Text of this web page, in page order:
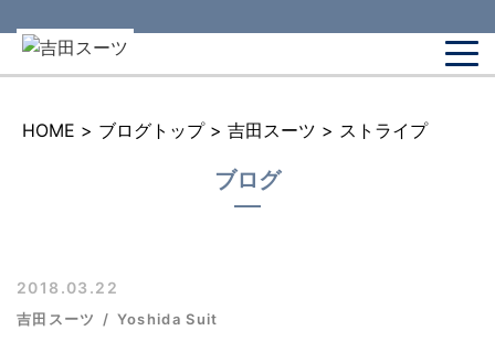
HOME > ブログトップ > 吉田スーツ > ストライプ
ブログ
2018.03.22
吉田スーツ Yoshida Suit